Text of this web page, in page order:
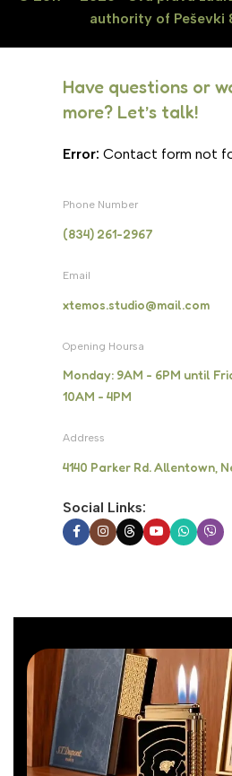
authority of Peševki
Have questions or
more? Let’s talk!
Error: Contact form not
Phone Number
(834) 261-2967
Email
xtemos.studio@mail.com
Opening Hoursa
Monday: 9AM - 6PM until
10AM - 4PM
Address
4140 Parker Rd. Allentown,
Social Links: